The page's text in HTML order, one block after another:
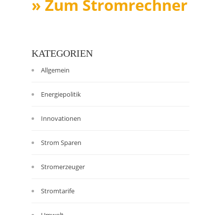
» Zum Stromrechner
KATEGORIEN
Allgemein
Energiepolitik
Innovationen
Strom Sparen
Stromerzeuger
Stromtarife